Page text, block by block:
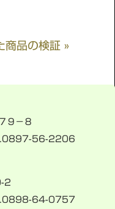
商品の検証 »
９−８
56-2206
2
64-0757